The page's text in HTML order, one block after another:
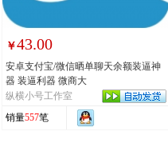
￥43.00
安卓支付宝/微信晒单聊天余额装逼神
器 装逼利器 微商大
纵横小号工作室
销量557笔